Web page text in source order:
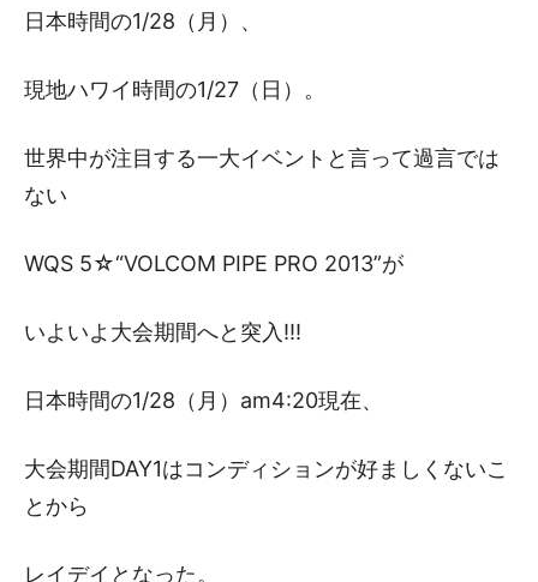
日本時間の1/28（月）、
現地ハワイ時間の1/27（日）。
世界中が注目する一大イベントと言って過言では
ない
WQS 5☆“VOLCOM PIPE PRO 2013”が
いよいよ大会期間へと突入!!!
日本時間の1/28（月）am4:20現在、
大会期間DAY1はコンディションが好ましくないこ
とから
レイデイとなった。